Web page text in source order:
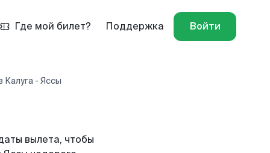
Где мой билет? Поддержка Войти
Калуга - Яссы
вылета, чтобы